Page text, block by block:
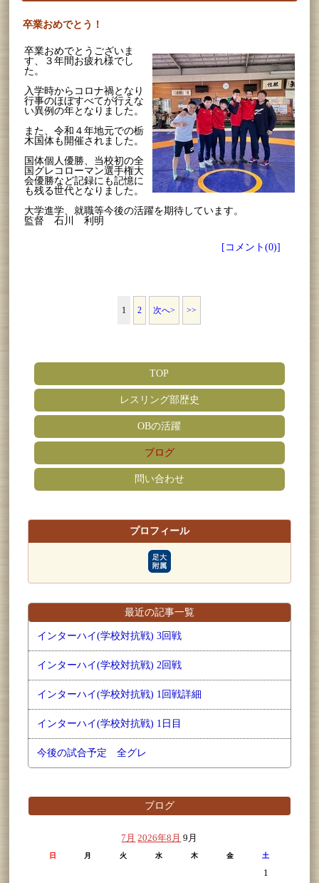
卒業おめでとう！
卒業おめでとうございま
す、３年間お疲れ様でし
た。
入学時からコロナ禍となり
行事のほぼすべてが行えな
い異例の年となりました。
また、令和４年地元での栃
木国体も開催されました。
国体個人優勝、当校初の全
国グレコローマン選手権大
会優勝など記録にも記憶に
も残る世代となりました。
大学進学、就職等今後の活躍を期待しています。
監督 石川 利明
[コメント(0)]
1 2 次へ> >>
TOP
レスリング部歴史
OBの活躍
ブログ
問い合わせ
プロフィール
最近の記事一覧
インターハイ(学校対抗戦) 3回戦
インターハイ(学校対抗戦) 2回戦
インターハイ(学校対抗戦) 1回戦詳細
インターハイ(学校対抗戦) 1日目
今後の試合予定 全グレ
ブログ
7月 2026年8月 9月
日 月 火 水 木 金 土
1